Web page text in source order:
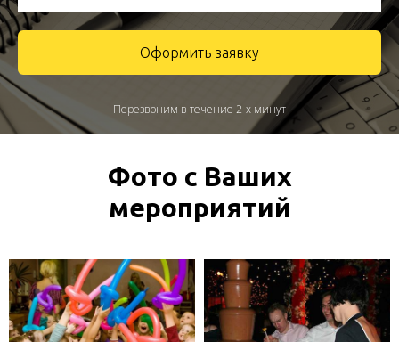
Оформить заявку
Перезвоним в течение 2-х минут
Фото с Ваших
мероприятий